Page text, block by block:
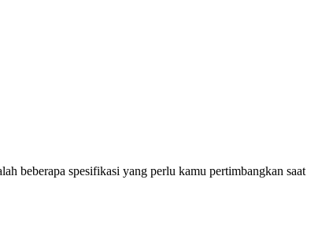
beberapa spesifikasi yang perlu kamu pertimbangkan saat